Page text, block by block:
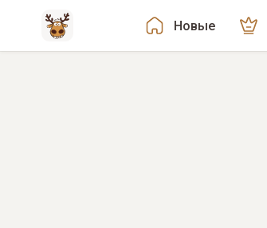
Новые